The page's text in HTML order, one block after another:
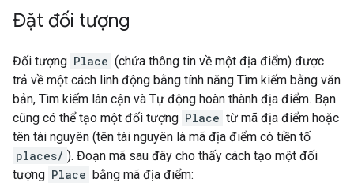
Đặt đối tượng
Đối tượng Place (chứa thông tin về một địa điểm) được
trả về một cách linh động bằng tính năng Tìm kiếm bằng văn
bản, Tìm kiếm lân cận và Tự động hoàn thành địa điểm. Bạn
cũng có thể tạo một đối tượng Place từ mã địa điểm hoặc
tên tài nguyên (tên tài nguyên là mã địa điểm có tiền tố
places/ ). Đoạn mã sau đây cho thấy cách tạo một đối
tượng Place bằng mã địa điểm: